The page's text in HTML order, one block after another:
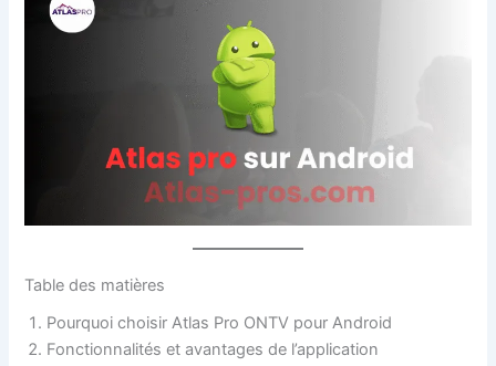
Table des matières
Pourquoi choisir Atlas Pro ONTV pour Android
Fonctionnalités et avantages de l’application